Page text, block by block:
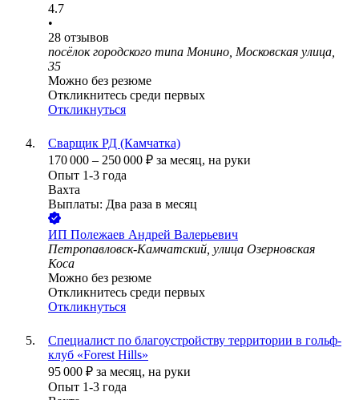
4.7
•
28 отзывов
посёлок городского типа Монино, Московская улица,
35
Можно без резюме
Откликнитесь среди первых
Откликнуться
Сварщик РД (Камчатка)
170 000 – 250 000 ₽ за месяц, на руки
Опыт 1-3 года
Вахта
Выплаты: Два раза в месяц
ИП Полежаев Андрей Валерьевич
Петропавловск-Камчатский, улица Озерновская
Коса
Можно без резюме
Откликнитесь среди первых
Откликнуться
Специалист по благоустройству территории в гольф-
клуб «Forest Hills»
95 000 ₽ за месяц, на руки
Опыт 1-3 года